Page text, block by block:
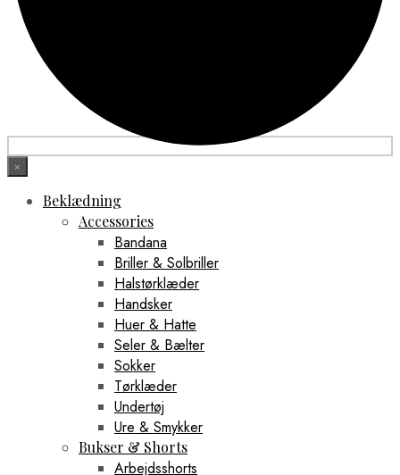
×
Beklædning
Accessories
Bandana
Briller & Solbriller
Halstørklæder
Handsker
Huer & Hatte
Seler & Bælter
Sokker
Tørklæder
Undertøj
Ure & Smykker
Bukser & Shorts
Arbejdsshorts